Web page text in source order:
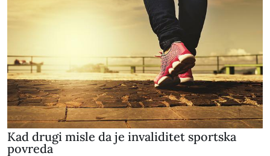
Kad drugi misle da je invaliditet sportska
povreda